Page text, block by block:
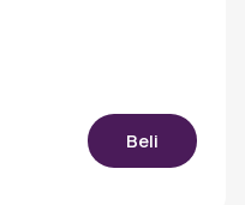
Beli